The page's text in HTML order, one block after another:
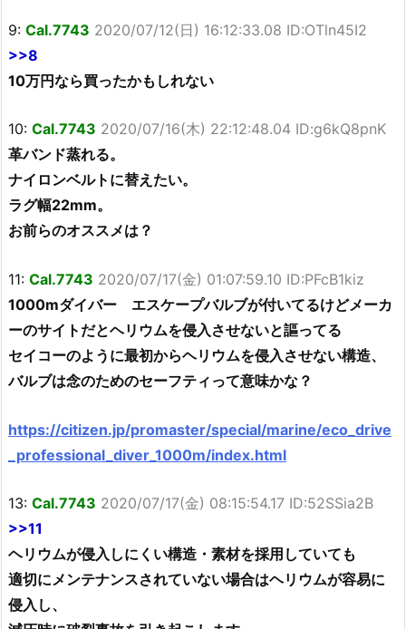
9: Cal.7743 2020/07/12(日) 16:12:33.08 ID:OTln45I2
>>8
10万円なら買ったかもしれない
10: Cal.7743 2020/07/16(木) 22:12:48.04 ID:g6kQ8pnK
革バンド蒸れる。
ナイロンベルトに替えたい。
ラグ幅22mm。
お前らのオススメは？
11: Cal.7743 2020/07/17(金) 01:07:59.10 ID:PFcB1kiz
1000mダイバー エスケープバルブが付いてるけどメーカ
ーのサイトだとヘリウムを侵入させないと謳ってる
セイコーのように最初からヘリウムを侵入させない構造、
バルブは念のためのセーフティって意味かな？
https://citizen.jp/promaster/special/marine/eco_drive
_professional_diver_1000m/index.html
13: Cal.7743 2020/07/17(金) 08:15:54.17 ID:52SSia2B
>>11
ヘリウムが侵入しにくい構造・素材を採用していても
適切にメンテナンスされていない場合はヘリウムが容易に
侵入し、